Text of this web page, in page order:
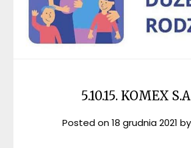
5.10.15. KOMEX
Posted on18 grudnia 2021 by